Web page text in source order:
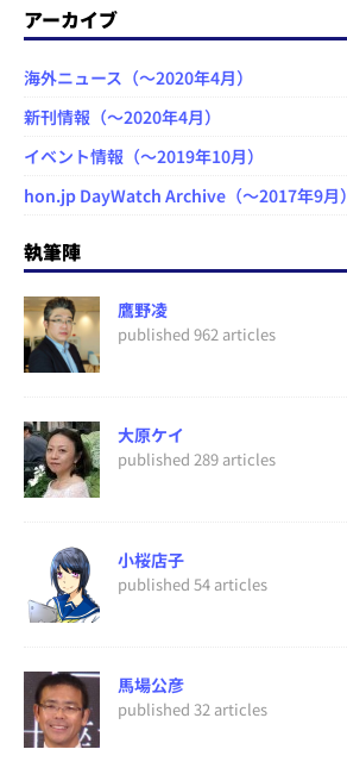
アーカイブ
海外ニュース（～2020年4月）
新刊情報（～2020年4月）
イベント情報（～2019年10月）
hon.jp DayWatch Archive（～2017年9月）
執筆陣
鷹野凌
published 962 articles
大原ケイ
published 289 articles
小桜店子
published 54 articles
馬場公彦
published 32 articles